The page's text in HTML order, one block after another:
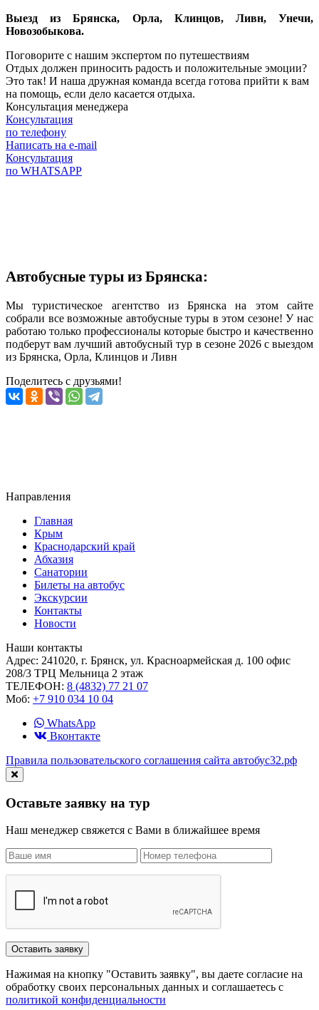
Выезд из Брянска, Орла, Клинцов, Ливн, Унечи,
Новозобыкова.
Поговорите с нашим экспертом по путешествиям
Отдых должен приносить радость и положительные эмоции?
Это так! И наша дружная команда всегда готова прийти к вам
на помощь, если дело касается отдыха.
Консультация менеджера
Консультация
по телефону
Написать на e-mail
Консультация
по WHATSAPP
Автобусные туры из Брянска:
Мы туристическое агентство из Брянска на этом сайте
собрали все возможные автобусные туры в этом сезоне! У нас
работаю только профессионалы которые быстро и качественно
подберут вам лучший автобусный тур в сезоне 2026 с выездом
из Брянска, Орла, Клинцов и Ливн
Поделитесь с друзьями!
Направления
Главная
Крым
Краснодарский край
Абхазия
Санатории
Билеты на автобус
Экскурсии
Контакты
Новости
Наши контакты
Адрес: 241020, г. Брянск, ул. Красноармейская д. 100 офис
208/3 ТРЦ Мельница 2 этаж
ТЕЛЕФОН: 8 (4832) 77 21 07
Моб: +7 910 034 10 04
WhatsApp
Вконтакте
Правила пользовательского соглашения сайта автобус32.рф
Оставьте заявку на тур
Наш менеджер свяжется с Вами в ближайшее время
Нажимая на кнопку "Оставить заявку", вы даете согласие на
обработку своих персональных данных и соглашаетесь с
политикой конфиденциальности